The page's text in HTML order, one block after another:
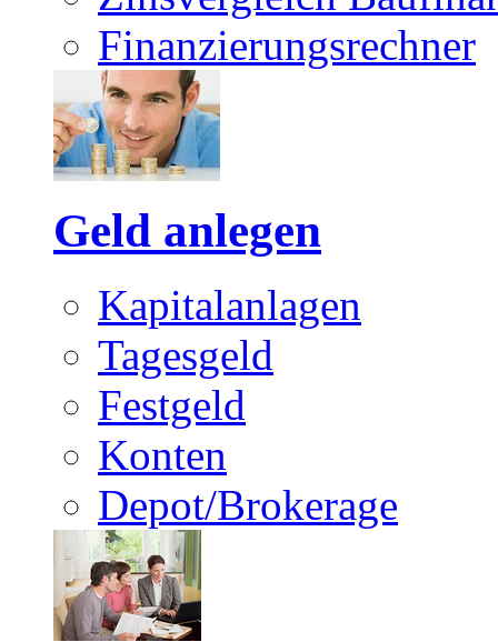
Finanzierungsrechner
Geld anlegen
Kapitalanlagen
Tagesgeld
Festgeld
Konten
Depot/Brokerage